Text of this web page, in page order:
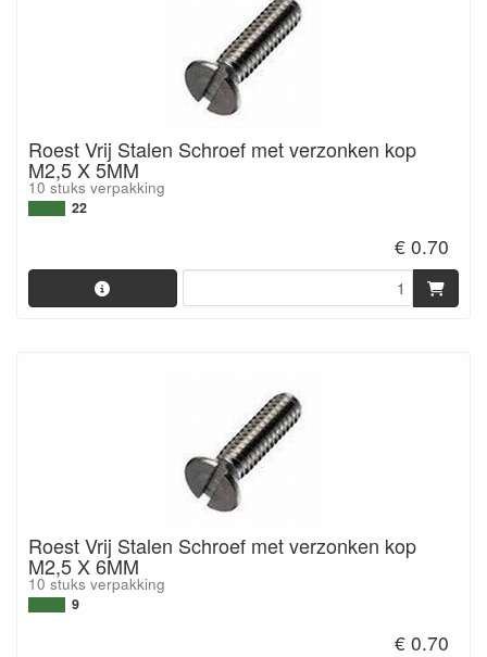
Roest Vrij Stalen Schroef met verzonken kop
M2,5 X 5MM
10 stuks verpakking
22
€ 0.70
Roest Vrij Stalen Schroef met verzonken kop
M2,5 X 6MM
10 stuks verpakking
9
€ 0.70